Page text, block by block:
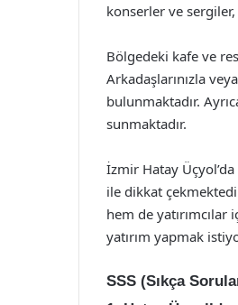
konserler ve
Bölgedeki kafe ve
Arkadaşlarınızla
bulunmaktadır.
sunmaktadır.
İzmir Hatay Üçyol’da
ile dikkat
hem de
yatırım yapmak
SSS (Sıkça